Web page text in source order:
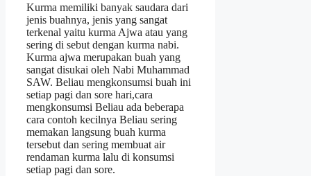
Kurma memiliki banyak saudara dari
jenis buahnya, jenis yang sangat
terkenal yaitu kurma Ajwa atau yang
sering di sebut dengan kurma nabi.
Kurma ajwa merupakan buah yang
sangat disukai oleh Nabi Muhammad
SAW. Beliau mengkonsumsi buah ini
setiap pagi dan sore hari,cara
mengkonsumsi Beliau ada beberapa
cara contoh kecilnya Beliau sering
memakan langsung buah kurma
tersebut dan sering membuat air
rendaman kurma lalu di konsumsi
setiap pagi dan sore.